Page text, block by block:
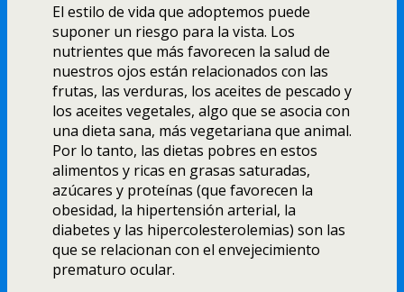
El estilo de vida que adoptemos puede
suponer un riesgo para la vista. Los
nutrientes que más favorecen la salud de
nuestros ojos están relacionados con las
frutas, las verduras, los aceites de pescado y
los aceites vegetales, algo que se asocia con
una dieta sana, más vegetariana que animal.
Por lo tanto, las dietas pobres en estos
alimentos y ricas en grasas saturadas,
azúcares y proteínas (que favorecen la
obesidad, la hipertensión arterial, la
diabetes y las hipercolesterolemias) son las
que se relacionan con el envejecimiento
prematuro ocular.